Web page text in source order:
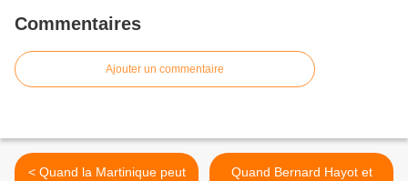
Commentaires
Ajouter un commentaire
< Quand la Martinique peut
Quand Bernard Hayot et